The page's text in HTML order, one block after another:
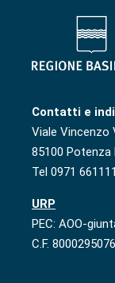
Contatti e
Viale Vincenzo
85100 Potenza
Tel 0971 661111
URP
PEC: AOO-
C.F.